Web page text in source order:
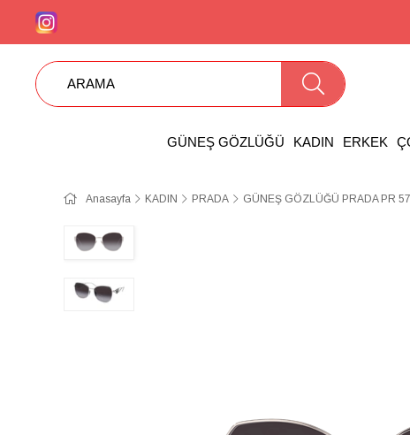
GÜNEŞ GÖZLÜĞÜ KADIN ERKEK
Anasayfa KADIN PRADA GÜNEŞ GÖZLÜĞÜ PRADA PR